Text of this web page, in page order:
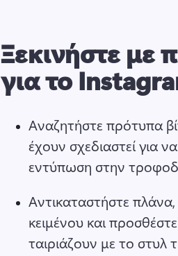
Ξεκινήστε με
για το
Αναζητήστε πρότυπα
έχουν σχεδιαστεί για
εντύπωση στην
Αντικαταστήστε
κειμένου και
ταιριάζουν με το στυλ